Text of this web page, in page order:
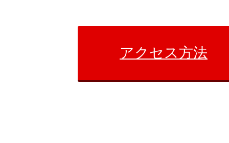
アクセス方法